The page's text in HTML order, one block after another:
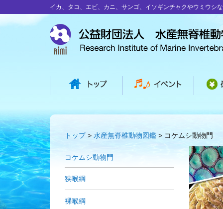
イカ、タコ、エビ、カニ、サンゴ、イソギンチャクやウミウシ
トップ 水産無脊椎動物図鑑 コケムシ動物門
コケムシ動物門
狭喉綱
裸喉綱